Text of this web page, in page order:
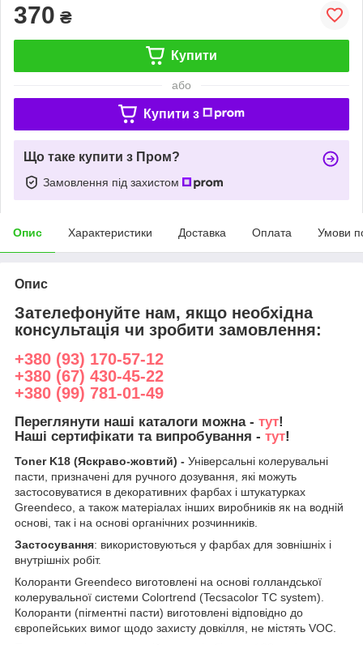
370 ₴
Купити
або
Купити з
Що таке купити з Пром?
Замовлення під захистом
Опис Характеристики Доставка Оплата Умови
Опис
Зателефонуйте нам, якщо необхідна
консультація чи зробити замовлення:
+380 (93) 170-57-12
+380 (67) 430-45-22
+380 (99) 781-01-49
Переглянути наші каталоги можна - тут!
Наші сертифікати та випробування - тут!
Toner K18 (Яскраво-жовтий) - Універсальні колерувальні
пасти, призначені для ручного дозування, які можуть
застосовуватися в декоративних фарбах і штукатурках
Greendeco, а також матеріалах інших виробників як на водній
основі, так і на основі органічних розчинників.
Застосування: використовуються у фарбах для зовнішніх і
внутрішніх робіт.
Колоранти Greendeco виготовлені на основі голландської
колерувальної системи Colortrend (Tecsacolor TC system).
Колоранти (пігментні пасти) виготовлені відповідно до
європейських вимог щодо захисту довкілля, не містять VOC.